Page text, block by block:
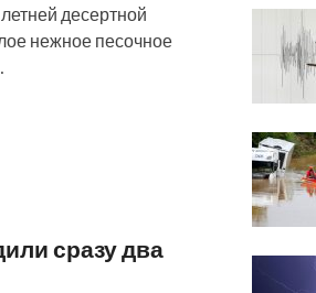
десертной
нежное песочное
сразу два